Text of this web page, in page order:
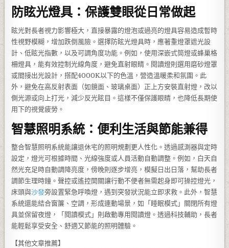
防眩光燈具：保護雙眼從日常做起
眩光對長者視力影響極大，直接暴露的燈泡或過亮的燈具容易造成暫時
性視野模糊，增加跌倒風險。選擇防眩光燈具時，應著重燈罩遮光設
計、低眩光指數，以及可調角度功能。例如，使用深嵌式筒燈或蜂巢格
柵燈具，能有效控制光線角度，避免直射眼睛。閱讀燈則選用磨砂燈罩
或間接出光設計，搭配4000K以下的色溫，營造溫暖柔和氛圍。此
外，避免在高反射表面（如鏡面、玻璃桌面）正上方安裝直射燈，改以
側光源或向上打光，減少反光眩目。這樣不僅保護眼睛，也降低長期使
用下的視覺疲勞。
智慧照明系統：便利生活與節能兼得
整合智慧照明系統能讓退休宅的照明規劃更人性化。透過感測器與定時
設定，燈光可根據時間、光線強度或人員活動自動調整。例如，白天自
然光充足時自動調降亮度，傍晚則逐步增亮，模擬日出日落，幫助長者
調節生理時鐘。聲控或遙控開關讓行動不便者無需起身即可操控燈光，
床頭與沙發旁設置緊急呼喚燈，遇到突發狀況能立即求救。此外，智慧
系統還能結合窗簾、空調，形成連動場景，如「睡眠模式」關閉所有燈
具並保留夜燈，「閱讀模式」則啟動專用閱讀燈。透過科技輔助，長者
能輕鬆享受安全、舒適又節能的照明體驗。
【其他文章推薦】